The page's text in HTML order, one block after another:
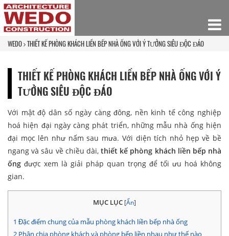
WEDO THIẾT KẾ PHÒNG KHÁCH LIỀN BẾP NHÀ ỐNG VỚI Ý TƯỞNG SIÊU ĐỘC ĐÁO
THIẾT KẾ PHÒNG KHÁCH LIỀN BẾP NHÀ ỐNG VỚI Ý
TƯỞNG SIÊU ĐỘC ĐÁO
Với mật độ dân số ngày càng đông, nền kinh tế công nghiệp
hoá hiện đại ngày càng phát triển, những mẫu nhà ống hiện
đại mọc lên như nấm sau mưa. Với diện tích nhỏ hẹp về bề
ngang và sâu về chiều dài, thiết kế phòng khách liền bếp nhà
ống được xem là giải pháp quan trọng để tối ưu hoá không
gian.
MỤC LỤC [Ẩn]
1 Đặc điểm chung của mẫu phòng khách liền bếp nhà ống
2 Phân chia phòng khách và phòng bếp liền nhau như thế nào